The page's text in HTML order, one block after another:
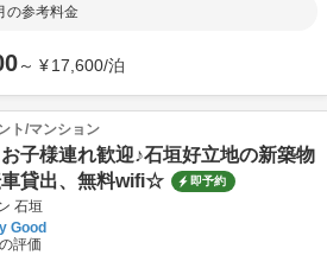
の参考料金
～ ¥17,600/泊
ト/マンション
子様連れ歓迎♪石垣好立地の新築物
貸出、無料wifi☆
即予約
石垣
Good
評価